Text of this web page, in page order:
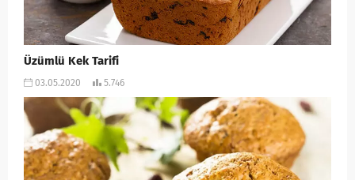
Üzümlü Kek Tarifi
03.05.2020 5.746